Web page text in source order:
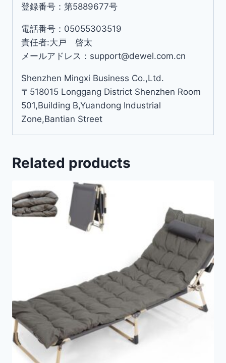
登録番号：第5889677号
電話番号：05055303519
責任者:大戸 啓太
メールアドレス：support@dewel.com.cn
Shenzhen Mingxi Business Co.,Ltd.
〒518015 Longgang District Shenzhen Room
501,Building B,Yuandong Industrial
Zone,Bantian Street
Related products